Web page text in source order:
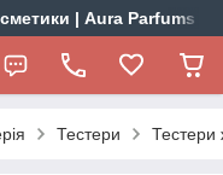
| Aura Parfums
Тестери Тестери